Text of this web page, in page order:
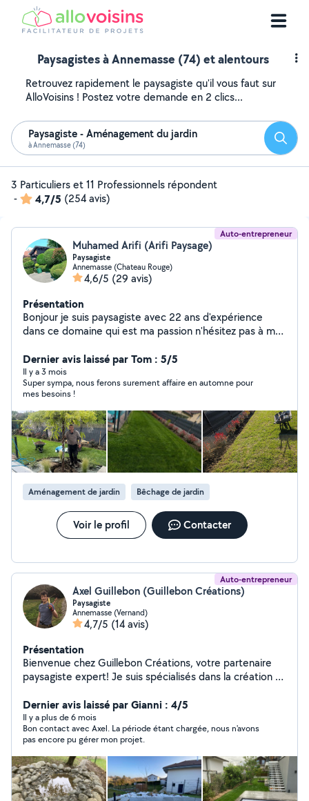
Paysagistes à Annemasse (74) et alentours
Retrouvez rapidement le paysagiste qu'il vous faut sur
AlloVoisins ! Postez votre demande en 2 clics...
Paysagiste - Aménagement du jardin
à Annemasse (74)
3 Particuliers et 11 Professionnels répondent
-
4,7/5 (254 avis)
Auto-entrepreneur
Muhamed Arifi (Arifi Paysage)
Paysagiste
Annemasse (Chateau Rouge)
4,6/5 (29 avis)
Présentation
Bonjour je suis paysagiste avec 22 ans d'expérience
dans ce domaine qui est ma passion n'hésitez pas à me
Dernier avis laissé par Tom : 5/5
Il y a 3 mois
Super sympa, nous ferons surement affaire en automne pour
mes besoins !
Aménagement de jardin Bêchage de jardin
Voir le profil Contacter
Auto-entrepreneur
Axel Guillebon (Guillebon Créations)
Paysagiste
Annemasse (Vernand)
4,7/5 (14 avis)
Présentation
Bienvenue chez Guillebon Créations, votre partenaire
paysagiste expert! Je suis spécialisés dans la création et
vos espaces extérieurs. Mon objectif est de vous offrir
des solutions sur mesure, adaptées à vos goûts et à
votre style de vie. Chez Guillebon Créations, Je crois en
l'importance de la qualité et de la durabilité. j'utilise des
matériaux de haute qualité et je m'engage à réaliser des
travaux solides et durables. Mes partenaires son
compétant et expérimentés, prêt à donner vie à vos
Dernier avis laissé par Gianni : 4/5
Il y a plus de 6 mois
Bon contact avec Axel. La période étant chargée, nous n'avons
pas encore pu gérer mon projet.